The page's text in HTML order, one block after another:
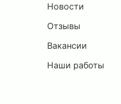
Новости
Отзывы
Вакансии
Наши работы